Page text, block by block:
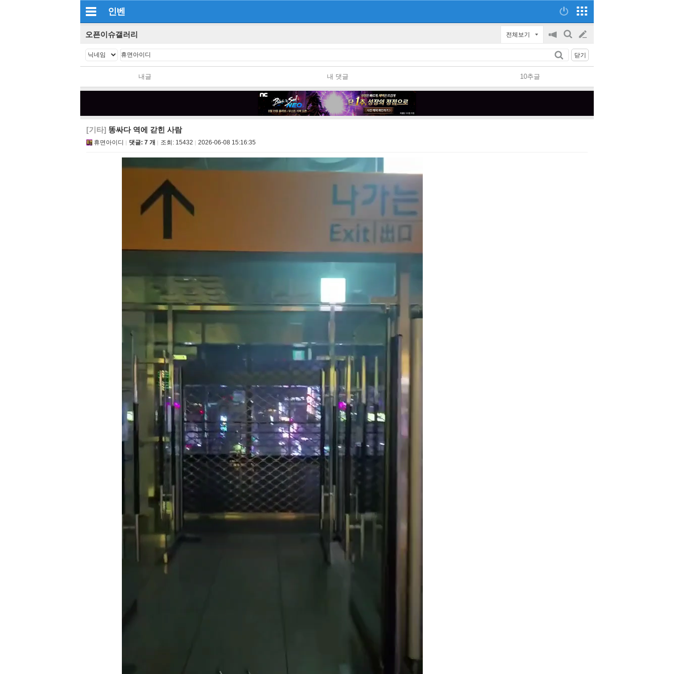
인벤
오픈이슈갤러리 전체보기
공
지
on/off
검
글
쓰
닫기
내글 내 댓글 10추글
[기타] 똥싸다 역에 갇힌 사람
휴면아이디 댓글: 7 개 조회: 15432 2026-06-08 15:16:35